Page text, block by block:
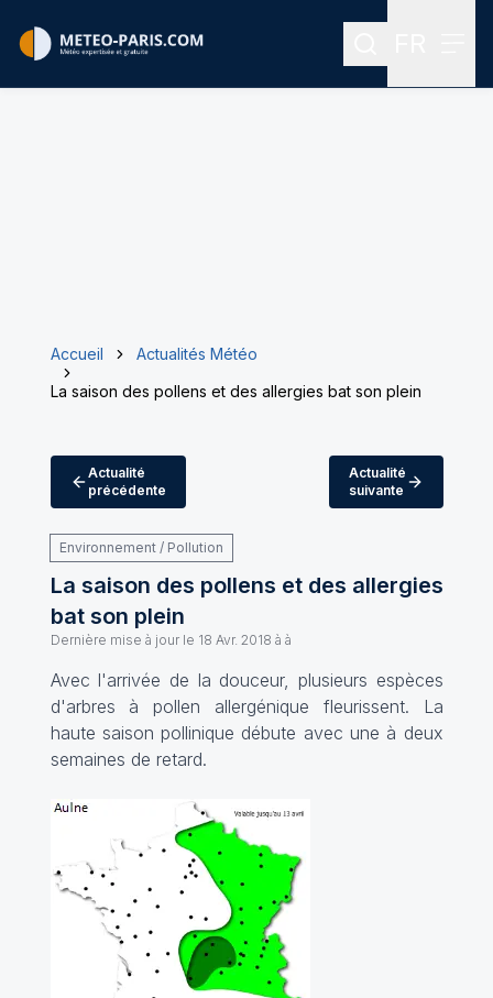
Rechercher
Accueil
Actualités Météo
La saison des pollens et des allergies bat son plein
Actualité
précédente
Actualité
suivante
Environnement / Pollution
La saison des pollens et des allergies
bat son plein
Dernière mise à jour le 18 Avr. 2018 à à
Avec l'arrivée de la douceur, plusieurs espèces
d'arbres à pollen allergénique fleurissent. La
haute saison pollinique débute avec une à deux
semaines de retard.